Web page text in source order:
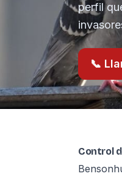
perfil
📞
Control